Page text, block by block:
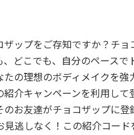
ップをご存知ですか？チ
どこでも、自分のペース
の理想のボディメイクを
介キャンペーンを利用し
お友達がチョコザップに
逃しなく！この紹介コー